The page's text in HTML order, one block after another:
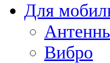
Для
Вибро